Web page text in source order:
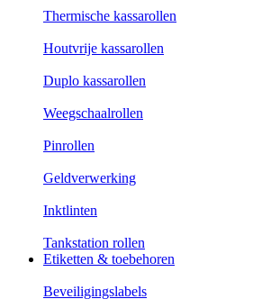
Thermische kassarollen
Houtvrije kassarollen
Duplo kassarollen
Weegschaalrollen
Pinrollen
Geldverwerking
Inktlinten
Tankstation rollen
Etiketten & toebehoren
Beveiligingslabels